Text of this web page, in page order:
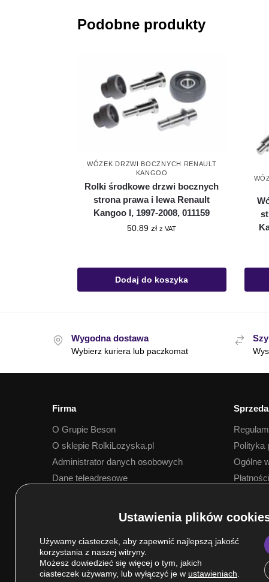
Podobne produkty
WÓZEK DRZWI BOCZNYCH RENAULT
KANGOO
Rolki środkowe drzwi bocznych
strona prawa i lewa Renault
Kangoo I, 1997-2008, 011159
50.89zł z VAT
Dodaj do koszyka
Wygodna dostawa
Wybierz kuriera lub paczkomat
Firma
O Grupie Beson
O sklepie RolkiLozyska.pl
Administrator danych osobowych
Dane teleadresowe
Polityka
Ogólne
Używamy ciasteczek, aby zapewnić najlepszą jakość
korzystania z naszej witryny.
Możesz dowiedzieć się więcej o tym, jakich
ciasteczek używamy, lub wyłączyć je w ustawieniach